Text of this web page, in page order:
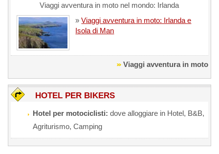
Viaggi avventura in moto nel mondo: Irlanda
»Viaggi avventura in moto: Irlanda e
Isola di Man
Viaggi avventura in moto
HOTEL PER BIKERS
Hotel per motociclisti: dove alloggiare in Hotel, B&B,
Agriturismo, Camping